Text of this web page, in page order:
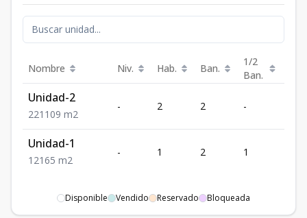
Nombre Niv. Hab. Ban.
1/2
Ban.
Unidad-2
221 109 m2
- 2 2 -
Unidad-1
1 21 65 m2
- 1 2 1
Disponible Vendido Reservado Bloqueada